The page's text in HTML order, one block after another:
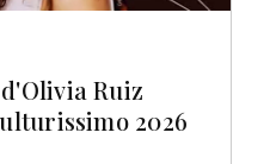
Ruiz
2026